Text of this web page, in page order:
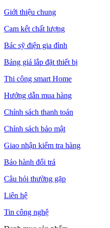
Giới thiệu chung
Cam kết chất lượng
Bác sỹ điện gia đình
Bảng giá lắp đặt thiết bị
Thi công smart Home
Hướng dẫn mua hàng
Chính sách thanh toán
Chính sách bảo mật
Giao nhận kiểm tra hàng
Bảo hành đổi trả
Câu hỏi thường gặp
Liên hệ
Tin công nghệ